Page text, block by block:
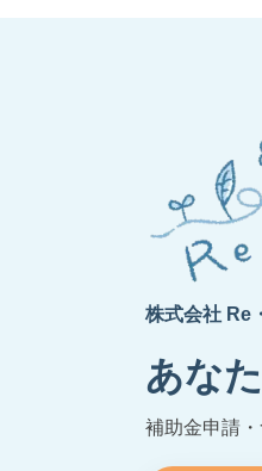
株式会社 Re
あな
補助金申請